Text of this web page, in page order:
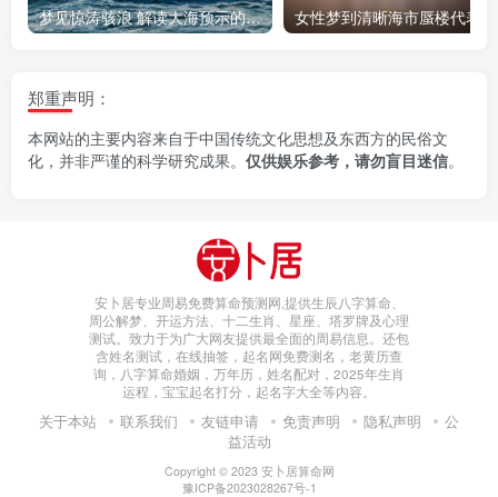
梦见惊涛骇浪 解读大海预示的人生变故
郑重声明：
本网站的主要内容来自于中国传统文化思想及东西方的民俗文
化，并非严谨的科学研究成果。 仅供娱乐参考，请勿盲目迷信。
安卜居专业周易免费算命预测网,提供生辰八字算命、
周公解梦、开运方法、十二生肖、星座、塔罗牌及心理
测试。致力于为广大网友提供最全面的周易信息。还包
含姓名测试，在线抽签，起名网免费测名，老黄历查
询，八字算命婚姻，万年历，姓名配对，2025年生肖
运程，宝宝起名打分，起名字大全等内容。
关于本站 联系我们 友链申请 免责声明 隐私声明
公
益活动
Copyright © 2023 安卜居算命网
豫ICP备2023028267号-1